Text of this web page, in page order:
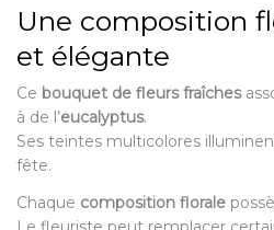
Une composition
et élégante
Ce bouquet de fleurs fraîches
à de l’eucalyptus.
Ses teintes multicolores
fête.
Chaque composition florale